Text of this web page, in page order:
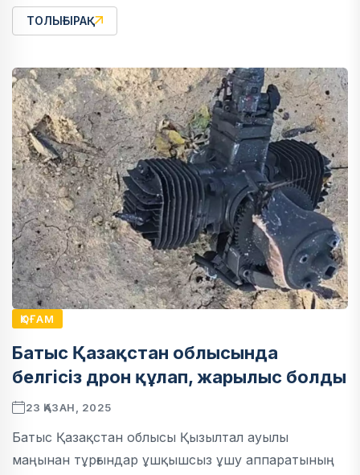
ТОЛЫҒЫРАҚ
ҚОҒАМ
Батыс Қазақстан облысында
белгісіз дрон құлап, жарылыс болды
23 ҚАЗАН, 2025
Батыс Қазақстан облысы Қызылтал ауылы
маңынан тұрғындар ұшқышсыз ұшу аппаратының